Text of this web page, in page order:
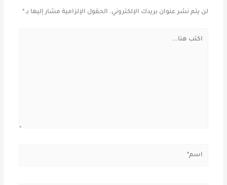
لن يتم نشر عنوان بريدك الإلكتروني. الحقول الإلزامية مشار إليها بـ*